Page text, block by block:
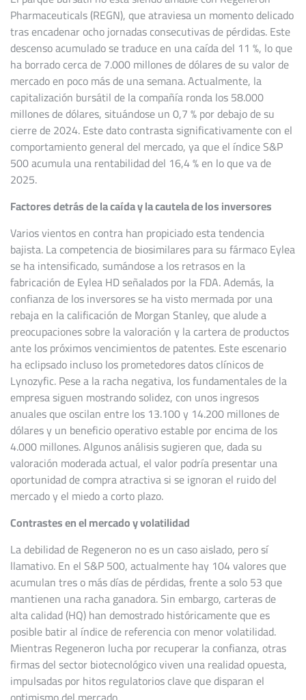
Pharmaceuticals (REGN), que atraviesa un momento delicado
tras encadenar ocho jornadas consecutivas de pérdidas. Este
descenso acumulado se traduce en una caída del 11 %, lo que
ha borrado cerca de 7.000 millones de dólares de su valor de
mercado en poco más de una semana. Actualmente, la
capitalización bursátil de la compañía ronda los 58.000
millones de dólares, situándose un 0,7 % por debajo de su
cierre de 2024. Este dato contrasta significativamente con el
comportamiento general del mercado, ya que el índice S&P
500 acumula una rentabilidad del 16,4 % en lo que va de
2025.
Factores detrás de la caída y la cautela de los inversores
Varios vientos en contra han propiciado esta tendencia
bajista. La competencia de biosimilares para su fármaco Eylea
se ha intensificado, sumándose a los retrasos en la
fabricación de Eylea HD señalados por la FDA. Además, la
confianza de los inversores se ha visto mermada por una
rebaja en la calificación de Morgan Stanley, que alude a
preocupaciones sobre la valoración y la cartera de productos
ante los próximos vencimientos de patentes. Este escenario
ha eclipsado incluso los prometedores datos clínicos de
Lynozyfic. Pese a la racha negativa, los fundamentales de la
empresa siguen mostrando solidez, con unos ingresos
anuales que oscilan entre los 13.100 y 14.200 millones de
dólares y un beneficio operativo estable por encima de los
4.000 millones. Algunos análisis sugieren que, dada su
valoración moderada actual, el valor podría presentar una
oportunidad de compra atractiva si se ignoran el ruido del
mercado y el miedo a corto plazo.
Contrastes en el mercado y volatilidad
La debilidad de Regeneron no es un caso aislado, pero sí
llamativo. En el S&P 500, actualmente hay 104 valores que
acumulan tres o más días de pérdidas, frente a solo 53 que
mantienen una racha ganadora. Sin embargo, carteras de
alta calidad (HQ) han demostrado históricamente que es
posible batir al índice de referencia con menor volatilidad.
Mientras Regeneron lucha por recuperar la confianza, otras
firmas del sector biotecnológico viven una realidad opuesta,
impulsadas por hitos regulatorios clave que disparan el